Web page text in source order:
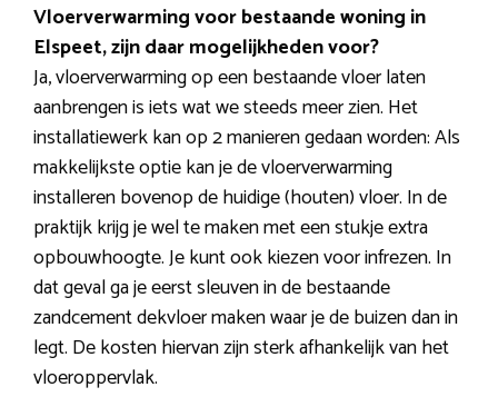
Vloerverwarming voor bestaande woning in
Elspeet, zijn daar mogelijkheden voor?
Ja, vloerverwarming op een bestaande vloer laten
aanbrengen is iets wat we steeds meer zien. Het
installatiewerk kan op 2 manieren gedaan worden: Als
makkelijkste optie kan je de vloerverwarming
installeren bovenop de huidige (houten) vloer. In de
praktijk krijg je wel te maken met een stukje extra
opbouwhoogte. Je kunt ook kiezen voor infrezen. In
dat geval ga je eerst sleuven in de bestaande
zandcement dekvloer maken waar je de buizen dan in
legt. De kosten hiervan zijn sterk afhankelijk van het
vloeroppervlak.